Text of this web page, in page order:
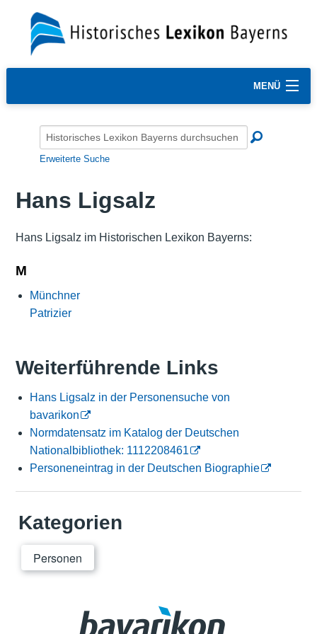
MENÜ
Erweiterte Suche
Hans Ligsalz
Hans Ligsalz im Historischen Lexikon Bayerns:
M
Münchner
Patrizier
Weiterführende Links
Hans Ligsalz in der Personensuche von
bavarikon
Normdatensatz im Katalog der Deutschen
Nationalbibliothek: 1112208461
Personeneintrag in der Deutschen Biographie
Kategorien
Personen